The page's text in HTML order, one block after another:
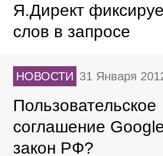
Я.Директ
слов в запросе
НОВОСТИ 31 Января
Пользовательское
соглашение
закон РФ?